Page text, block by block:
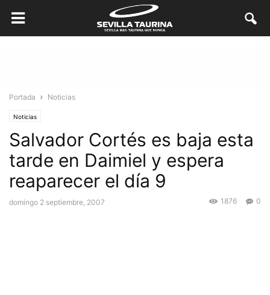
Portada Noticias
Noticias
Salvador Cortés es baja esta
tarde en Daimiel y espera
reaparecer el día 9
domingo 2 septiembre, 2007 0
1876